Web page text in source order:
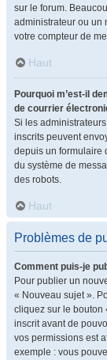
sur le forum.
administrateur ou un
votre compteur de
Haut
Pourquoi m’est-il
de courrier
Si les
inscrits peuvent
depuis un formulaire
du système de
des robots.
Haut
Problèmes de
Comment puis-je
Pour publier un
« Nouveau sujet ».
cliquez sur le bouton
inscrit avant de
vos permissions est
exemple : vous